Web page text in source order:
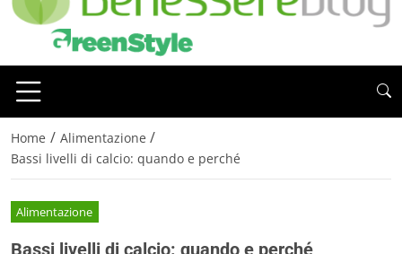
Home / Alimentazione /
Bassi livelli di calcio: quando e perché
Alimentazione